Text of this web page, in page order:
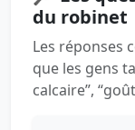
du robinet
Les réponses
que les gens
calcaire”,